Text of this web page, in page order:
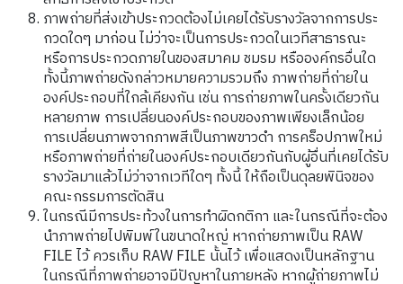
ภาพถ่ายที่ส่งเข้าประกวดต้องไม่เคยได้รับรางวัลจากการประ
กวดใดๆ มาก่อน ไม่ว่าจะเป็นการประกวดในเวทีสาธารณะ
หรือการประกวดภายในของสมาคม ชมรม หรือองค์กรอื่นใด
ทั้งนี้ภาพถ่ายดังกล่าวหมายความรวมถึง ภาพถ่ายที่ถ่ายใน
องค์ประกอบที่ใกล้เคียงกัน เช่น การถ่ายภาพในครั้งเดียวกัน
หลายภาพ การเปลี่ยนองค์ประกอบของภาพเพียงเล็กน้อย
การเปลี่ยนภาพจากภาพสีเป็นภาพขาวดำ การคร็อปภาพใหม่
หรือภาพถ่ายที่ถ่ายในองค์ประกอบเดียวกันกับผู้อื่นที่เคยได้รับ
รางวัลมาแล้วไม่ว่าจากเวทีใดๆ ทั้งนี้ ให้ถือเป็นดุลยพินิจของ
คณะกรรมการตัดสิน
ในกรณีมีการประท้วงในการทำผิดกติกา และในกรณีที่จะต้อง
นำภาพถ่ายไปพิมพ์ในขนาดใหญ่ หากถ่ายภาพเป็น RAW
FILE ไว้ ควรเก็บ RAW FILE นั้นไว้ เพื่อแสดงเป็นหลักฐาน
ในกรณีที่ภาพถ่ายอาจมีปัญหาในภายหลัง หากผู้ถ่ายภาพไม่